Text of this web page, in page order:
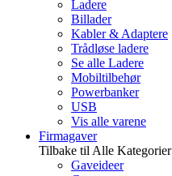
Ladere
Billader
Kabler & Adaptere
Trådløse ladere
Se alle Ladere
Mobiltilbehør
Powerbanker
USB
Vis alle varene
Firmagaver
Tilbake til Alle Kategorier
Gaveideer